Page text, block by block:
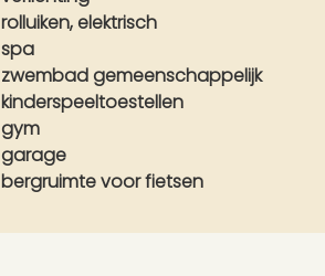
rolluiken, elektrisch
spa
zwembad gemeenschappelijk
kinderspeeltoestellen
gym
garage
bergruimte voor fietsen